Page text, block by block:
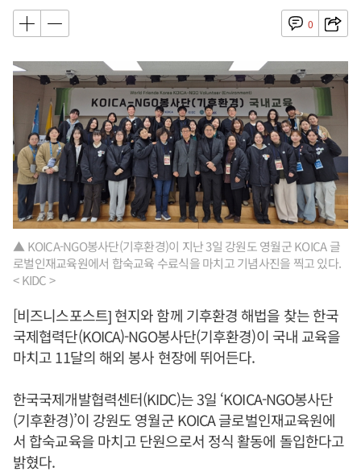
0
▲ KOICA-NGO봉사단(기후환경)이 지난 3일 강원도 영월군 KOICA 글
로벌인재교육원에서 합숙교육 수료식을 마치고 기념사진을 찍고 있다.
< KIDC >
[비즈니스포스트] 현지와 함께 기후환경 해법을 찾는 한국
국제협력단(KOICA)-NGO봉사단(기후환경)이 국내 교육을
마치고 11달의 해외 봉사 현장에 뛰어든다.
한국국제개발협력센터(KIDC)는 3일 ‘KOICA-NGO봉사단
(기후환경)’이 강원도 영월군 KOICA 글로벌인재교육원에
서 합숙교육을 마치고 단원으로서 정식 활동에 돌입한다고
밝혔다.